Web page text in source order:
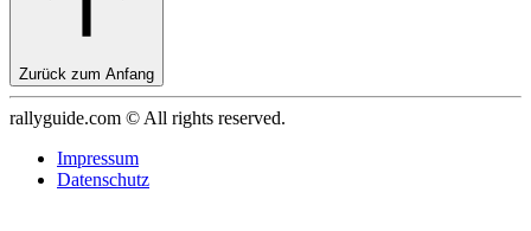
Zurück zum Anfang
rallyguide.com © All rights reserved.
Impressum
Datenschutz